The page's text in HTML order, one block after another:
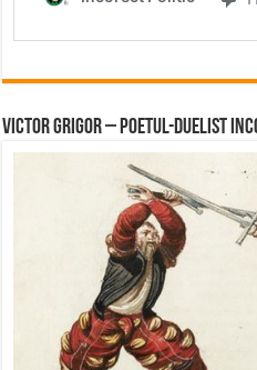
Victor Grigor – Poetul-Duelist